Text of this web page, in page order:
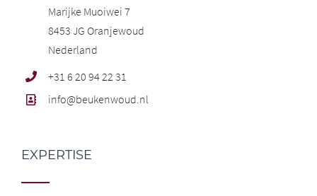
Marijke Muoiwei 7
8453 JG Oranjewoud
Nederland
+31 6 20 94 22 31
info@beukenwoud.nl
EXPERTISE